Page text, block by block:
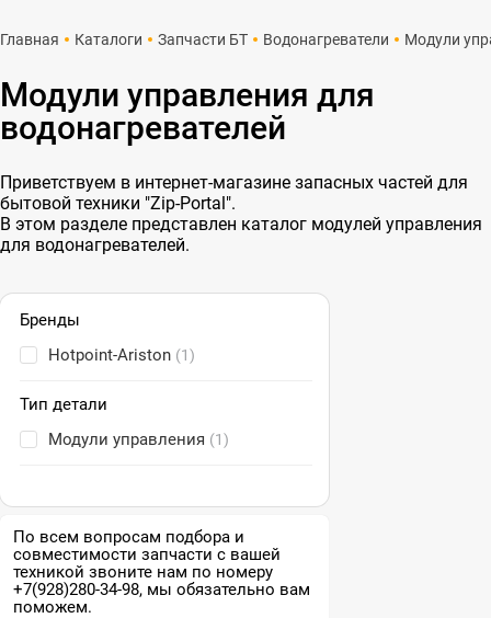
Главная Каталоги Запчасти БТ Водонагреватели Модули
Модули управления для
водонагревателей
Приветствуем в интернет-магазине запасных частей для
бытовой техники "Zip-Portal".
В этом разделе представлен каталог модулей управления
для водонагревателей.
Бренды
Hotpoint-Ariston (1)
Тип детали
Модули управления (1)
По всем вопросам подбора и
совместимости запчасти с вашей
техникой звоните нам по номеру
+7(928)280-34-98, мы обязательно вам
поможем.